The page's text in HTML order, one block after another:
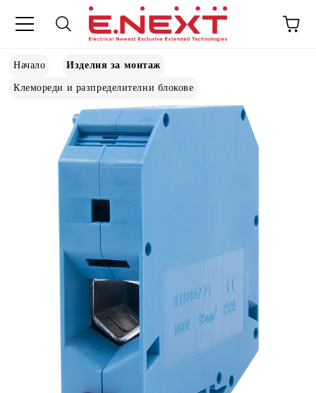
Начало Изделия за монтаж
Клемореди и разпределителни блокове